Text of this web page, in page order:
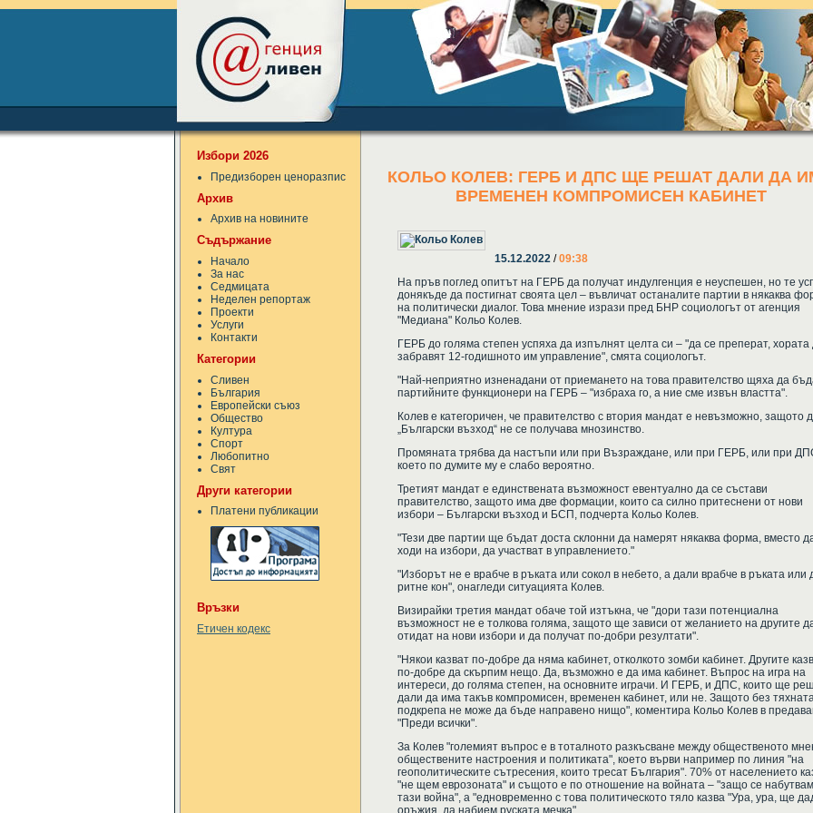
Избори 2026
Предизборен ценоразпис
Архив
Архив на новините
Съдържание
Начало
За нас
Седмицата
Неделен репортаж
Проекти
Услуги
Контакти
Категории
Сливен
България
Европейски съюз
Общество
Култура
Спорт
Любопитно
Свят
Други категории
Платени публикации
Връзки
Етичен кодекс
КОЛЬО КОЛЕВ: ГЕРБ И ДПС ЩЕ РЕШАТ ДАЛИ ДА
ВРЕМЕНЕН КОМПРОМИСЕН КАБИНЕТ
15.12.2022 /09:38
На пръв поглед опитът на ГЕРБ да получат индулгенция е неуспешен, но те
донякъде да постигнат своята цел – въвличат останалите партии в някаква
на политически диалог. Това мнение изрази пред БНР социологът от агенция
"Медиана" Кольо Колев.
ГЕРБ до голяма степен успяха да изпълнят целта си – "да се преперат, хората
забравят 12-годишното им управление", смята социологът.
"Най-неприятно изненадани от приемането на това правителство щяха да
партийните функционери на ГЕРБ – "избраха го, а ние сме извън властта".
Колев е категоричен, че правителство с втория мандат е невъзможно, защото
„Български възход“ не се получава мнозинство.
Промяната трябва да настъпи или при Възраждане, или при ГЕРБ, или при
което по думите му е слабо вероятно.
Третият мандат е единствената възможност евентуално да се състави
правителство, защото има две формации, които са силно притеснени от нови
избори – Български възход и БСП, подчерта Кольо Колев.
"Тези две партии ще бъдат доста склонни да намерят някаква форма, вместо
ходи на избори, да участват в управлението."
"Изборът не е врабче в ръката или сокол в небето, а дали врабче в ръката или
ритне кон", онагледи ситуацията Колев.
Визирайки третия мандат обаче той изтъкна, че "дори тази потенциална
възможност не е толкова голяма, защото ще зависи от желанието на другите
отидат на нови избори и да получат по-добри резултати".
"Някои казват по-добре да няма кабинет, отколкото зомби кабинет. Другите
по-добре да скърпим нещо. Да, възможно е да има кабинет. Въпрос на игра на
интереси, до голяма степен, на основните играчи. И ГЕРБ, и ДПС, които ще
дали да има такъв компромисен, временен кабинет, или не. Защото без
подкрепа не може да бъде направено нищо", коментира Кольо Колев в
"Преди всички".
За Колев "големият въпрос е в тоталното разкъсване между общественото
обществените настроения и политиката", което върви например по линия "на
геополитическите сътресения, които тресат България". 70% от населението
"не щем еврозоната" и същото е по отношение на войната – "защо се
тази война", а "едновременно с това политическото тяло казва "Ура, ура, ще
оръжия, да набием руската мечка".